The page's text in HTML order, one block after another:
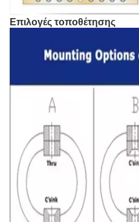
Επιλογές τοποθέτησης